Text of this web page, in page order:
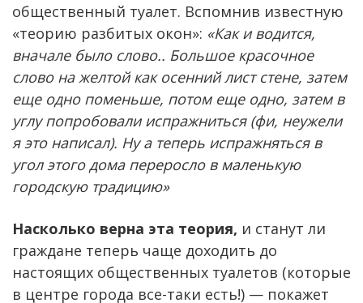
общественный туалет. Вспомнив известную
«теорию разбитых окон»: «Как и водится,
вначале было слово.. Большое красочное
слово на желтой как осенний лист стене, затем
еще одно поменьше, потом еще одно, затем в
углу попробовали испражниться (фи, неужели
я это написал). Ну а теперь испражняться в
угол этого дома переросло в маленькую
городскую традицию»
Насколько верна эта теория, и станут ли
граждане теперь чаще доходить до
настоящих общественных туалетов (которые
в центре города все-таки есть!) — покажет